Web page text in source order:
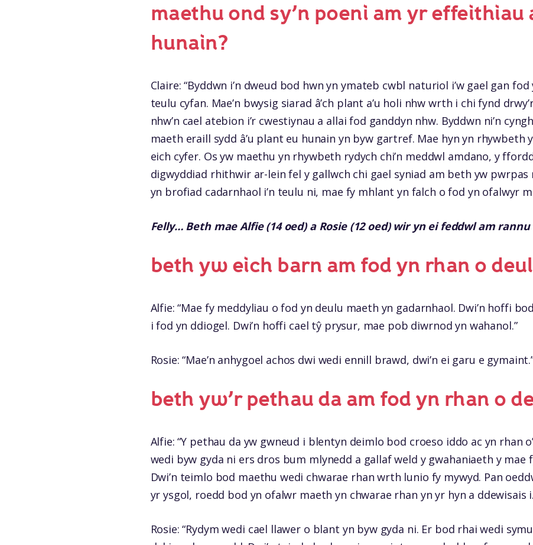
maethu ond sy’n poeni am yr effeithiau
hunain?
Claire: “Byddwn i’n dweud bod hwn yn ymateb cwbl naturiol i’w gael gan
teulu cyfan. Mae’n bwysig siarad â’ch plant a’u holi nhw wrth i chi fynd
nhw’n cael atebion i’r cwestiynau a allai fod ganddyn nhw. Byddwn ni’n
maeth eraill sydd â’u plant eu hunain yn byw gartref. Mae hyn yn rhywbeth
eich cyfer. Os yw maethu yn rhywbeth rydych chi’n meddwl amdano, y
digwyddiad rhithwir ar-lein fel y gallwch chi gael syniad am beth yw
yn brofiad cadarnhaol i’n teulu ni, mae fy mhlant yn falch o fod yn ofalwyr
Felly… Beth mae Alfie (14 oed) a Rosie (12 oed) wir yn ei feddwl am
beth yw eich barn am fod yn rhan o
Alfie: “Mae fy meddyliau o fod yn deulu maeth yn gadarnhaol. Dwi’n hoffi
i fod yn ddiogel. Dwi’n hoffi cael tŷ prysur, mae pob diwrnod yn wahanol.”
Rosie: “Mae’n anhygoel achos dwi wedi ennill brawd, dwi’n ei garu e
beth yw’r pethau da am fod yn rhan o
Alfie: “Y pethau da yw gwneud i blentyn deimlo bod croeso iddo ac yn rhan
wedi byw gyda ni ers dros bum mlynedd a gallaf weld y gwahaniaeth y mae
Dwi’n teimlo bod maethu wedi chwarae rhan wrth lunio fy mywyd. Pan
yr ysgol, roedd bod yn ofalwr maeth yn chwarae rhan yn yr hyn a ddewisais
Rosie: “Rydym wedi cael llawer o blant yn byw gyda ni. Er bod rhai wedi